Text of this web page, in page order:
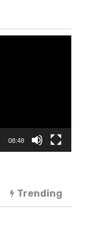
08:48
Trending